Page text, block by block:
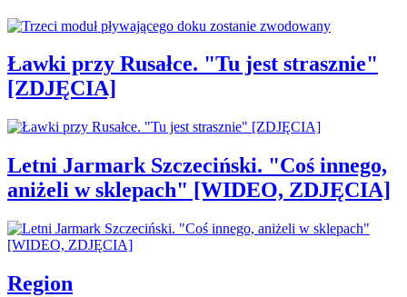
Ławki przy Rusałce. "Tu jest strasznie"
[ZDJĘCIA]
Letni Jarmark Szczeciński. "Coś innego,
aniżeli w sklepach" [WIDEO, ZDJĘCIA]
Region